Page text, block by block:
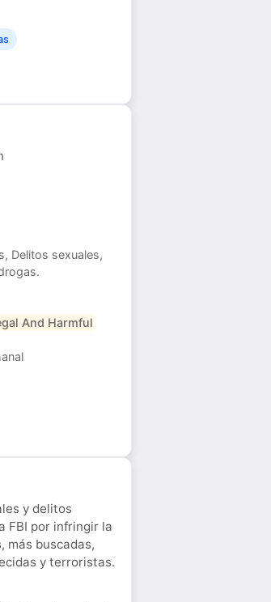
Delitos sexuales,
And Harmful
y delitos
FBI por infringir la
más buscadas,
y terroristas.